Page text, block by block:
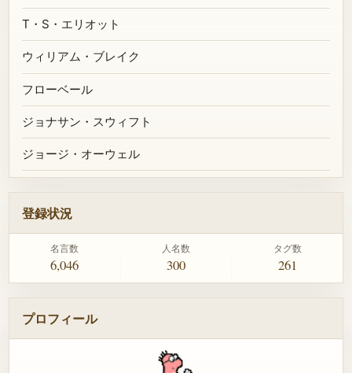
T・S・エリオット
ウィリアム・ブレイク
フローベール
ジョナサン・スウィフト
ジョージ・オーウェル
登録状況
名言数
6,046
人名数
300
タグ数
261
プロフィール